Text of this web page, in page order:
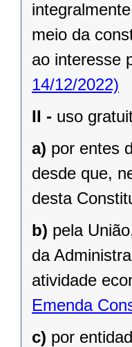
meio da
ao interesse
14/12/2022)
II - uso
a) por entes
desde que,
desta
b) pela
da
atividade
Emenda
c) por